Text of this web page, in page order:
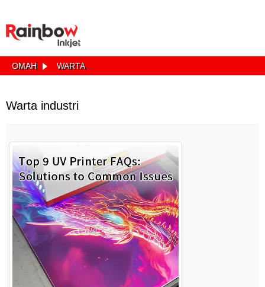
OMAH WARTA
Warta industri